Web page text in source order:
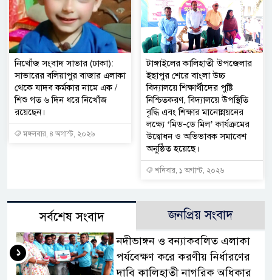
নিখোঁজ সংবাদ সাভার (ঢাকা):
সাভারের বলিয়াপুর বাজার এলাকা
থেকে যাদব কর্মকার নামে এক /
শিশু গত ৬ দিন ধরে নিখোঁজ
রয়েছেন।
মঙ্গলবার, ৪ অগাস্ট, ২০২৬
টাঙ্গাইলের কালিহাতী উপজেলার
ইছাপুর শেরে বাংলা উচ্চ
বিদ্যালয়ে শিক্ষার্থীদের পুষ্টি
নিশ্চিতকরণ, বিদ্যালয়ে উপস্থিতি
বৃদ্ধি এবং শিক্ষার মানোন্নয়নের
লক্ষ্যে ‘মিড-ডে মিল’ কার্যক্রমের
উদ্বোধন ও অভিভাবক সমাবেশ
অনুষ্ঠিত হয়েছে।
শনিবার, ১ অগাস্ট, ২০২৬
সর্বশেষ সংবাদ জনপ্রিয় সংবাদ
নদীভাঙ্গন ও বন্যাকবলিত এলাকা
পর্যবেক্ষণ করে করণীয় নির্ধারণের
দাবি কালিহাতী নাগরিক অধিকার
১